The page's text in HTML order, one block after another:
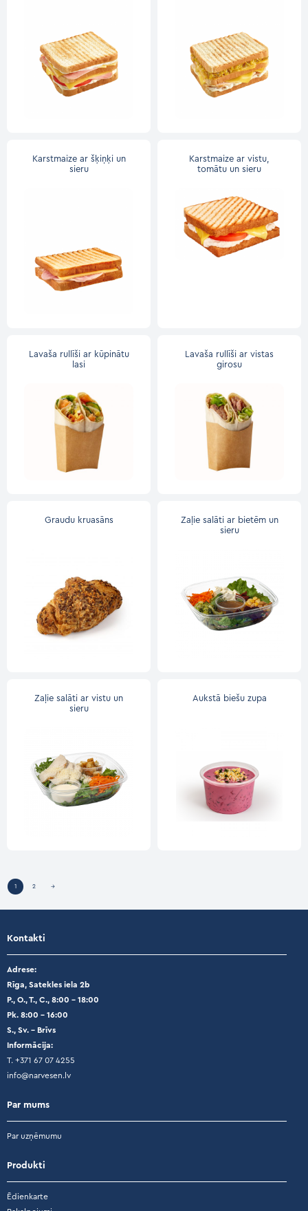
Karstmaize ar šķiņķi un
sieru
Karstmaize ar vistu,
tomātu un sieru
Lavaša rullīši ar kūpinātu
lasi
Lavaša rullīši ar vistas
girosu
Graudu kruasāns
Zaļie salāti ar bietēm un
sieru
Zaļie salāti ar vistu un
sieru
Aukstā biešu zupa
1 2 →
Kontakti
Adrese:
Rīga, Satekles iela 2b
P., O., T., C., 8:00 – 18:00
Pk. 8:00 – 16:00
S., Sv. – Brīvs
Informācija:
T. +371 67 07 4255
info@narvesen.lv
Par mums
Par uzņēmumu
Produkti
Ēdienkarte